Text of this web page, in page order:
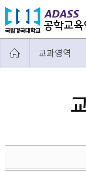
교과영역
교수